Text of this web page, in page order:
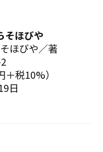
ほびや
ほびや／著
税10%）
日